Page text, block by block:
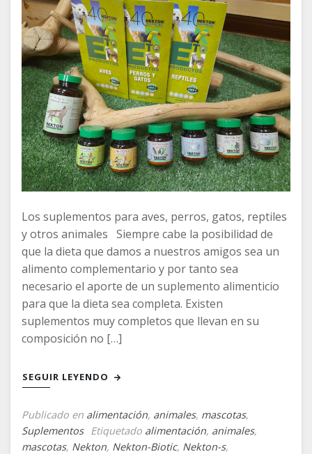
Los suplementos para aves, perros, gatos, reptiles
y otros animales Siempre cabe la posibilidad de
que la dieta que damos a nuestros amigos sea un
alimento complementario y por tanto sea
necesario el aporte de un suplemento alimenticio
para que la dieta sea completa. Existen
suplementos muy completos que llevan en su
composición no […]
SEGUIR LEYENDO
Publicado en alimentación, animales, mascotas,
Suplementos Etiquetado alimentación, animales,
mascotas, Nekton, Nekton-Biotic, Nekton-s,